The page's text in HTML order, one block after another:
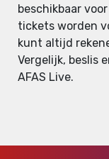
beschikbaar
tickets worden
kunt altijd
Vergelijk, beslis
AFAS Live.